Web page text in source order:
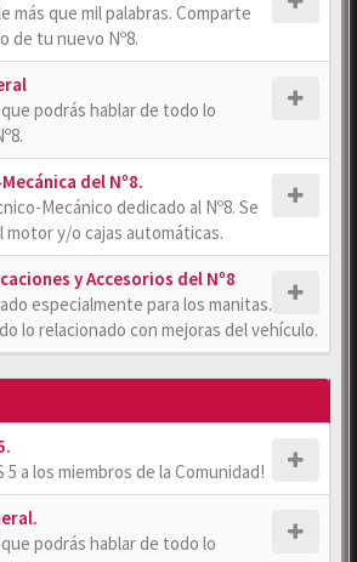
más que mil palabras. Comparte
de tu nuevo Nº8.
podrás hablar de todo lo
del Nº8.
Mecánico dedicado al Nº8. Se
motor y/o cajas automáticas.
y Accesorios del Nº8
especialmente para los manitas.
lo relacionado con mejoras del vehículo.
a los miembros de la Comunidad!
podrás hablar de todo lo